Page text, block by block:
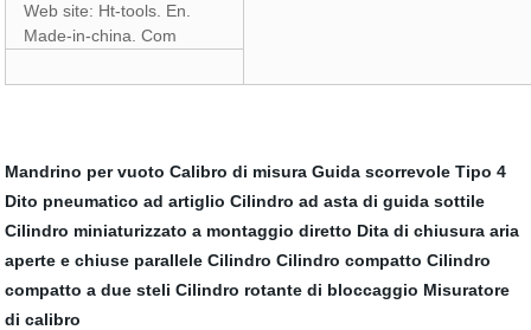
Web site: Ht-tools. En.
Made-in-china. Com
Mandrino per vuoto Calibro di misura Guida scorrevole Tipo 4
Dito pneumatico ad artiglio Cilindro ad asta di guida sottile
Cilindro miniaturizzato a montaggio diretto Dita di chiusura aria
aperte e chiuse parallele Cilindro Cilindro compatto Cilindro
compatto a due steli Cilindro rotante di bloccaggio Misuratore
di calibro